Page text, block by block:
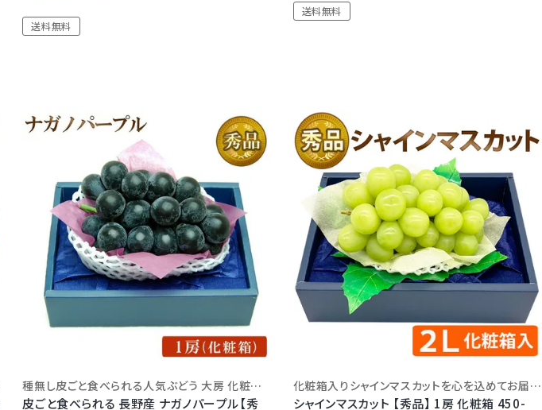
送料無料
送料無料
種無し皮ごと食べられる人気ぶどう 大房 化粧箱入り
皮ごと食べられる 長野産 ナガノパープル【秀
化粧箱入りシャインマスカットを心を込めてお届けいたします。
シャインマスカット 【秀品】 1房 化粧箱 450-